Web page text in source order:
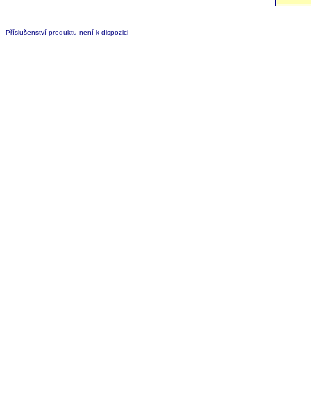
Příslušenství produktu není k dispozici